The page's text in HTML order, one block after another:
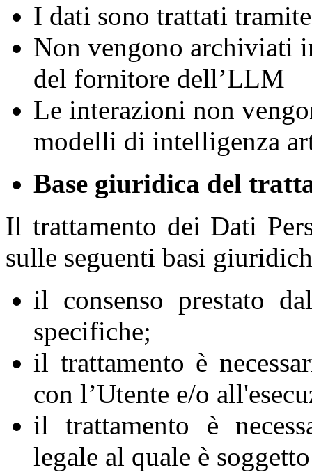
I dati sono trattati
Non vengono archiviati
del fornitore dell’LLM
Le interazioni non
modelli di intelligenza
Base giuridica del
Il trattamento dei Dati
sulle seguenti basi
il consenso prestato
specifiche;
il trattamento è
con l’Utente e/o
il trattamento è
legale al quale è